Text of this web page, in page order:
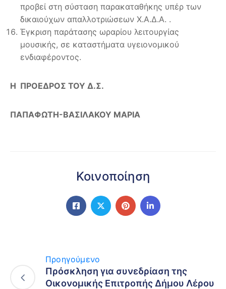
προβεί στη σύσταση παρακαταθήκης υπέρ των
δικαιούχων απαλλοτριώσεων Χ.Α.Δ.Α. .
Έγκριση παράτασης ωραρίου λειτουργίας
μουσικής, σε καταστήματα υγειονομικού
ενδιαφέροντος.
Η ΠΡΟΕΔΡΟΣ ΤΟΥ Δ.Σ.
ΠΑΠΑΦΩΤΗ-ΒΑΣΙΛΑΚΟΥ ΜΑΡΙΑ
Κοινοποίηση
Προηγούμενο
Πρόσκληση για συνεδρίαση της
Οικονομικής Επιτροπής Δήμου Λέρου